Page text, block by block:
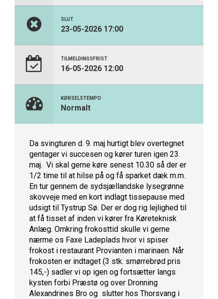
SLUT
23-05-2026 17:00
TILMELDINGSFRIST
16-05-2026 12:00
KØRSELSTEMPO
Normalt
Da svingturen d. 9. maj hurtigt blev overtegnet
gentager vi succesen og kører turen igen 23.
maj. Vi skal gerne køre senest 10.30 så der er
1/2 time til at hilse på og få sparket dæk m.m.
En tur gennem de sydsjællandske lysegrønne
skovveje med en kort indlagt tissepause med
udsigt til Tystrup Sø. Der er dog rig lejlighed til
at få tisset af inden vi kører fra Køreteknisk
Anlæg. Omkring frokosttid skulle vi gerne
nærme os Faxe Ladeplads hvor vi spiser
frokost i restaurant Provianten i marinaen. Når
frokosten er indtaget (3 stk. smørrebrød pris
145,-) sadler vi op igen og fortsætter langs
kysten forbi Præstø og over Dronning
Alexandrines Bro og slutter hos Thorsvang i